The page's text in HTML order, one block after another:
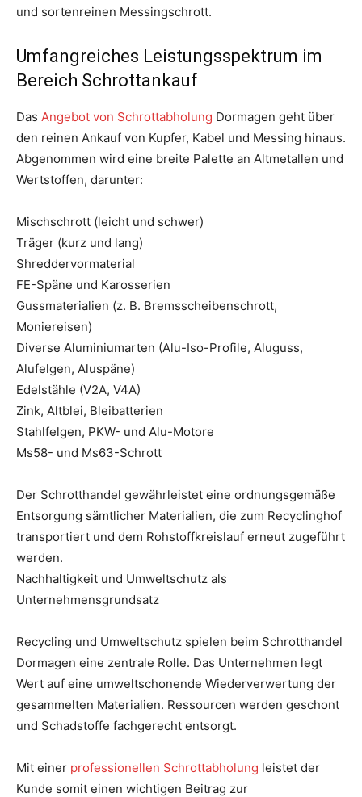
und sortenreinen Messingschrott.
Umfangreiches Leistungsspektrum im
Bereich Schrottankauf
Das Angebot von Schrottabholung Dormagen geht über
den reinen Ankauf von Kupfer, Kabel und Messing hinaus.
Abgenommen wird eine breite Palette an Altmetallen und
Wertstoffen, darunter:
Mischschrott (leicht und schwer)
Träger (kurz und lang)
Shreddervormaterial
FE-Späne und Karosserien
Gussmaterialien (z. B. Bremsscheibenschrott,
Moniereisen)
Diverse Aluminiumarten (Alu-Iso-Profile, Aluguss,
Alufelgen, Aluspäne)
Edelstähle (V2A, V4A)
Zink, Altblei, Bleibatterien
Stahlfelgen, PKW- und Alu-Motore
Ms58- und Ms63-Schrott
Der Schrotthandel gewährleistet eine ordnungsgemäße
Entsorgung sämtlicher Materialien, die zum Recyclinghof
transportiert und dem Rohstoffkreislauf erneut zugeführt
werden.
Nachhaltigkeit und Umweltschutz als
Unternehmensgrundsatz
Recycling und Umweltschutz spielen beim Schrotthandel
Dormagen eine zentrale Rolle. Das Unternehmen legt
Wert auf eine umweltschonende Wiederverwertung der
gesammelten Materialien. Ressourcen werden geschont
und Schadstoffe fachgerecht entsorgt.
Mit einer professionellen Schrottabholung leistet der
Kunde somit einen wichtigen Beitrag zur